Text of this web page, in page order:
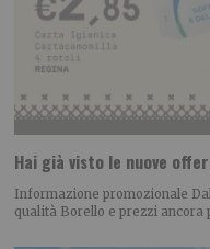
Hai già visto le nuove
Informazione promozionale
qualità Borello e prezzi ancora